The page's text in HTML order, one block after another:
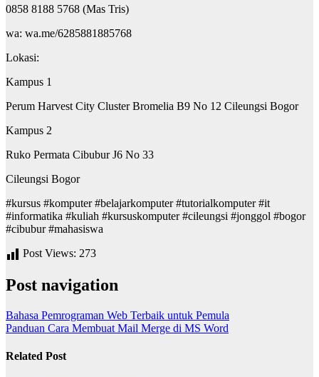
0858 8188 5768 (Mas Tris)
wa: wa.me/6285881885768
Lokasi:
Kampus 1
Perum Harvest City Cluster Bromelia B9 No 12 Cileungsi Bogor
Kampus 2
Ruko Permata Cibubur J6 No 33
Cileungsi Bogor
#kursus #komputer #belajarkomputer #tutorialkomputer #it
#informatika #kuliah #kursuskomputer #cileungsi #jonggol #bogor
#cibubur #mahasiswa
Post Views: 273
Post navigation
Bahasa Pemrograman Web Terbaik untuk Pemula
Panduan Cara Membuat Mail Merge di MS Word
Related Post